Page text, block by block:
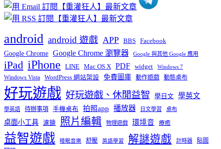
android android 遊戲 APP BBS Facebook
Google Chrome Google Chrome 瀏覽器 Google 與其他 Google 應用
iPad iPhone LINE Mac OS X PDF widget Windows 7
Windows Vista WordPress 網站架設 免費圖庫 動作遊戲 動態桌布
好玩遊戲 好玩遊戲、休閒益智 學日文 學英文
學英語 待辦事項 手機桌布 拍照app 播放器 日文學習 桌布
桌面小工具 濾鏡 照片編輯 物理遊戲 環境音 療癒
益智遊戲 睡眠音樂 舒壓 英語學習 解謎遊戲 計時器
貼圖